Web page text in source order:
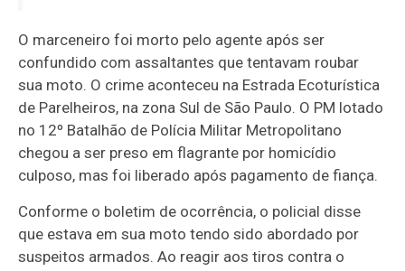
O marceneiro foi morto pelo agente após ser
confundido com assaltantes que tentavam roubar
sua moto. O crime aconteceu na Estrada Ecoturística
de Parelheiros, na zona Sul de São Paulo. O PM lotado
no 12º Batalhão de Polícia Militar Metropolitano
chegou a ser preso em flagrante por homicídio
culposo, mas foi liberado após pagamento de fiança.
Conforme o boletim de ocorrência, o policial disse
que estava em sua moto tendo sido abordado por
suspeitos armados. Ao reagir aos tiros contra o